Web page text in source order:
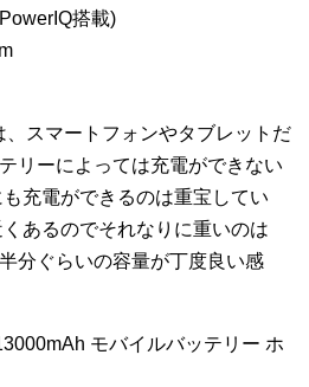
搭載)
、スマートフォンやタブレットだ
リーによっては充電ができない
充電ができるのは重宝してい
あるのでそれなりに重いのは
分ぐらいの容量が丁度良い感
モバイルバッテリー ホ